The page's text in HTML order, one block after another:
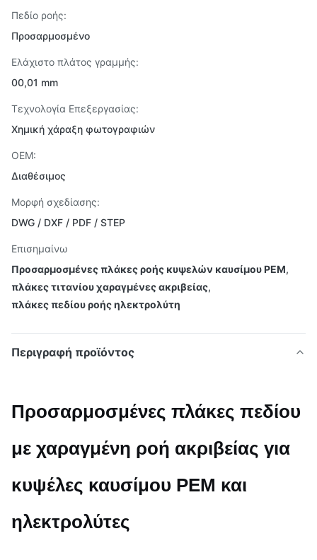
Πεδίο ροής:
Προσαρμοσμένο
Ελάχιστο πλάτος γραμμής:
00,01 mm
Τεχνολογία Επεξεργασίας:
Χημική χάραξη φωτογραφιών
OEM:
Διαθέσιμος
Μορφή σχεδίασης:
DWG / DXF / PDF / STEP
Επισημαίνω
Προσαρμοσμένες πλάκες ροής κυψελών καυσίμου PEM,
πλάκες τιτανίου χαραγμένες ακριβείας,
πλάκες πεδίου ροής ηλεκτρολύτη
Περιγραφή προϊόντος
Προσαρμοσμένες πλάκες πεδίου
με χαραγμένη ροή ακριβείας για
κυψέλες καυσίμου PEM και
ηλεκτρολύτες